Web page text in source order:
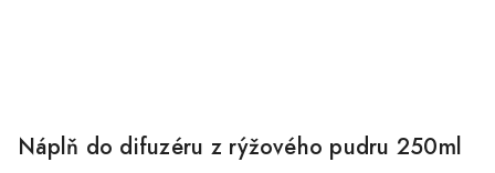
Náplň do difuzéru z rýžového pudru 250ml